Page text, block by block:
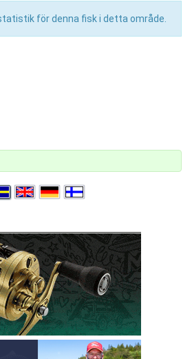
för denna fisk i detta område.